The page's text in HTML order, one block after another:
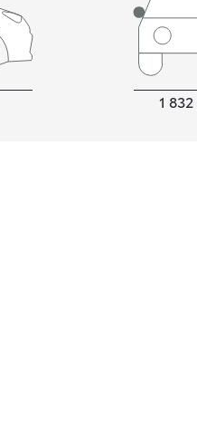
1 832